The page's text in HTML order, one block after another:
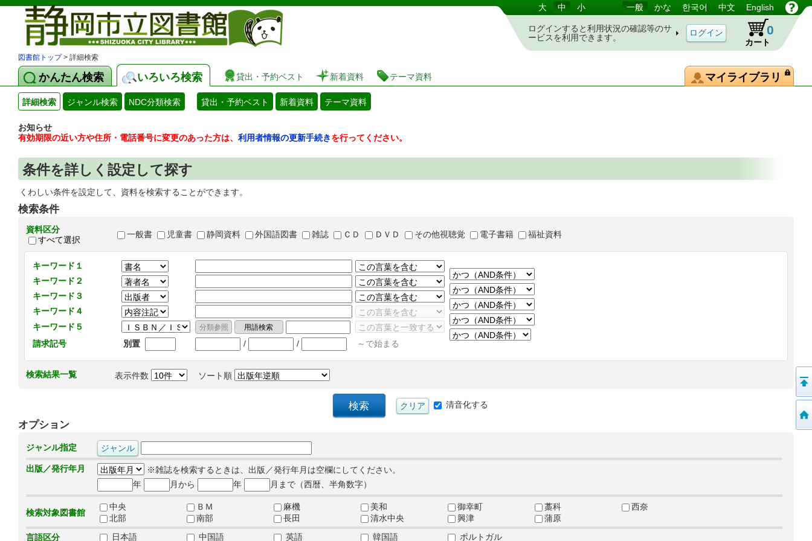
図書館 蔵書検索・予約システム 大 中 小 一般 かな 한국어 中文 English
ログインすると利用状況の確認等のサ
ービスを利用できます。
カート
0
図書館トップ> 詳細検索
かんたん検索 いろいろ検索 貸出・予約ベスト 新着資料 テーマ資料 マイライブラリ
詳細検索 ジャンル検索 NDC分類検索 貸出・予約ベスト 新着資料 テーマ資料
お知らせ
有効期限の近い方や住所・電話番号に変更のあった方は、 利用者情報の更新手続きを行ってください。
条件を詳しく設定して探す
くわしい条件を設定して、資料を検索することができます。
検索条件
資料区分
すべて選択
一般書 児童書 静岡資料 外国語図書 雑誌 ＣＤ ＤＶＤ その他視聴覚 電子書籍 福祉資料
キーワード１
キーワード２
キーワード３
キーワード４
キーワード５
請求記号
別置 / / ～で始まる
検索結果一覧 表示件数 ソート順
清音化する
オプション
ジャンル指定
出版／発行年月
※雑誌を検索するときは、出版／発行年月は空欄にしてください。
年
月から 年 月まで（西暦、半角数字）
検索対象図書館
中央 ＢＭ 麻機 美和 御幸町 藁科
西奈
北部
南部 長田 清水中央 興津
蒲原
言語区分
日本語 中国語 英語 韓国語 ポルトガル